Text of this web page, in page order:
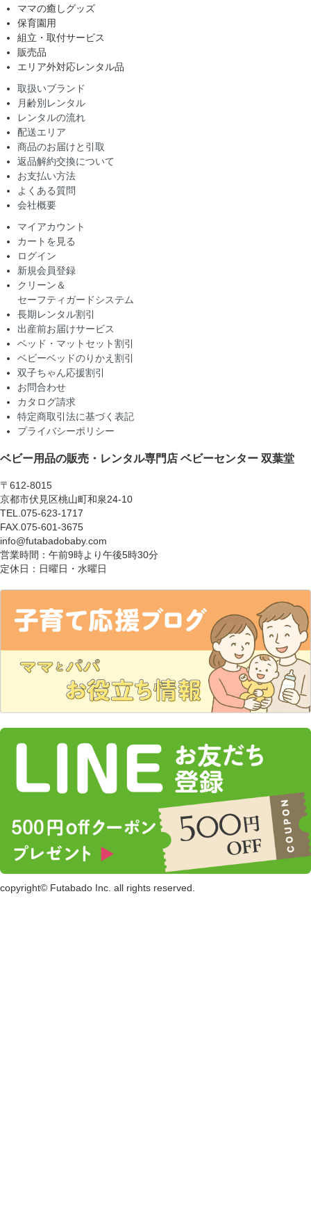
ママの癒しグッズ
保育園用
組立・取付サービス
販売品
エリア外対応レンタル品
取扱いブランド
月齢別レンタル
レンタルの流れ
配送エリア
商品のお届けと引取
返品解約交換について
お支払い方法
よくある質問
会社概要
マイアカウント
カートを見る
ログイン
新規会員登録
クリーン＆
セーフティガードシステム
長期レンタル割引
出産前お届けサービス
ベッド・マットセット割引
ベビーベッドのりかえ割引
双子ちゃん応援割引
お問合わせ
カタログ請求
特定商取引法に基づく表記
プライバシーポリシー
ベビー用品の販売・レンタル専門店 ベビーセンター 双葉堂
〒612-8015
京都市伏見区桃山町和泉24-10
TEL.075-623-1717
FAX.075-601-3675
info@futabadobaby.com
営業時間：午前9時より午後5時30分
定休日：日曜日・水曜日
copyright© Futabado Inc. all rights reserved.